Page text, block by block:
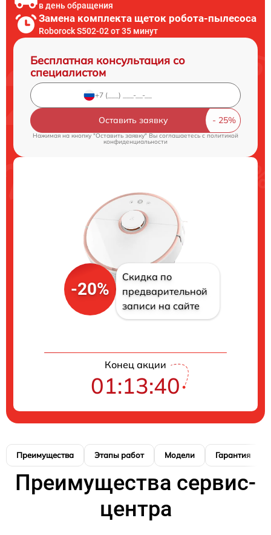
в день обращения
Замена комплекта щеток робота-пылесоса
Roborock S502-02 от 35 минут
Бесплатная консультация со
специалистом
Оставить заявку
Нажимая на кнопку "Оставить заявку" Вы соглашаетесь cполитикой
конфиденциальности
-20%
Скидка по
предварительной
записи на сайте
Конец акции
01:13:39
Преимущества Этапы работ Модели Гарантия
Преимущества сервис-
центра